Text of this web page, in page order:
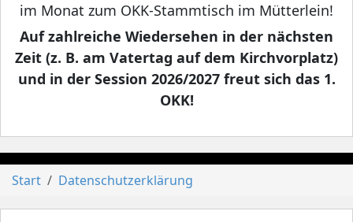
im Monat zum OKK-Stammtisch im Mütterlein!
Auf zahlreiche Wiedersehen in der nächsten
Zeit (z. B. am Vatertag auf dem Kirchvorplatz)
und in der Session 2026/2027 freut sich das 1.
OKK!
Start Datenschutzerklärung